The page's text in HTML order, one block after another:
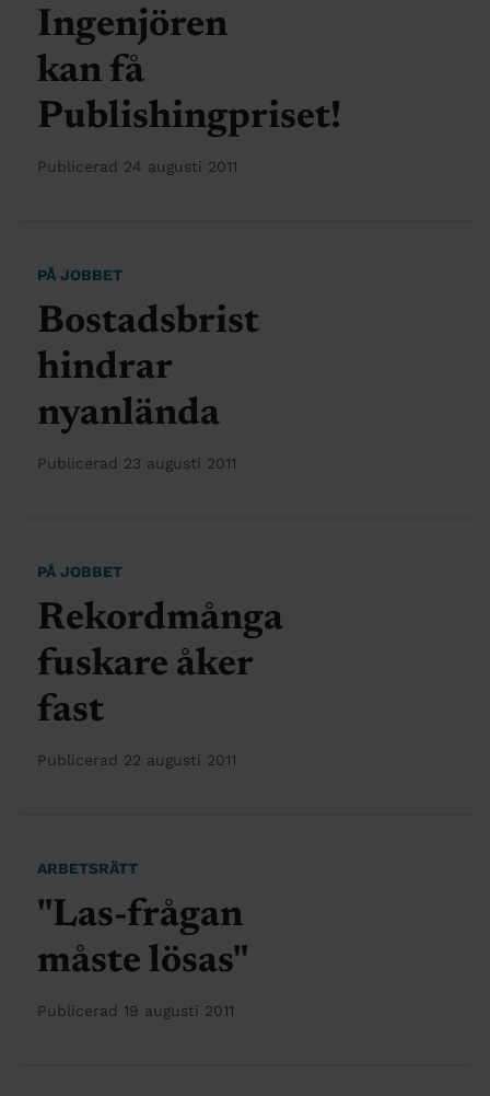
Ingenjören
kan få
Publishingpriset!
Publicerad 24 augusti 2011
PÅ JOBBET
Bostadsbrist
hindrar
nyanlända
Publicerad 23 augusti 2011
PÅ JOBBET
Rekordmånga
fuskare åker
fast
Publicerad 22 augusti 2011
ARBETSRÄTT
"Las-frågan
måste lösas"
Publicerad 19 augusti 2011